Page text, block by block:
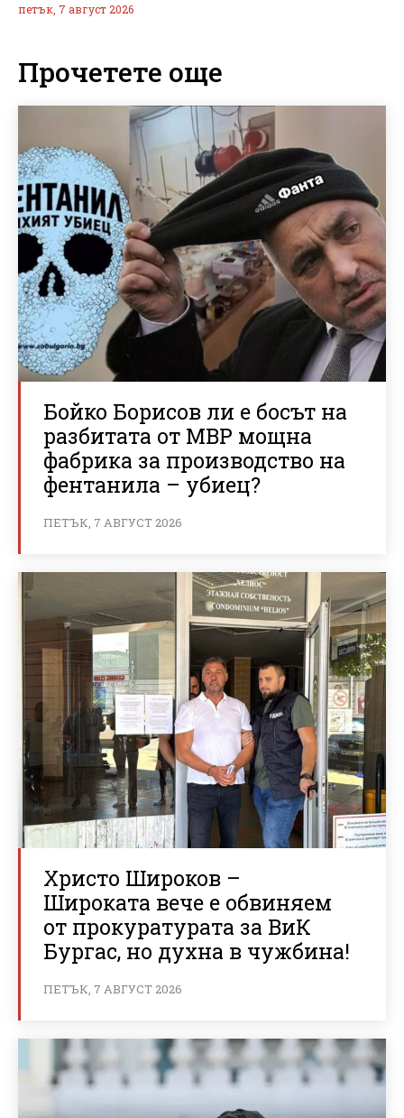
петък, 7 август 2026
Прочетете още
Бойко Борисов ли е босът на
разбитата от МВР мощна
фабрика за производство на
фентанила – убиец?
ПЕТЪК, 7 АВГУСТ 2026
Христо Широков –
Широката вече е обвиняем
от прокуратурата за ВиК
Бургас, но духна в чужбина!
ПЕТЪК, 7 АВГУСТ 2026